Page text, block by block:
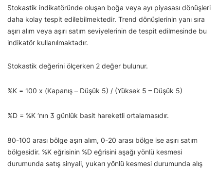
Stokastik indikatöründe oluşan boğa veya ayı piyasası dönüşleri
daha kolay tespit edilebilmektedir. Trend dönüşlerinin yanı sıra
aşırı alım veya aşırı satım seviyelerinin de tespit edilmesinde bu
indikatör kullanılmaktadır.
Stokastik değerini ölçerken 2 değer bulunur.
%K = 100 x (Kapanış – Düşük 5) / (Yüksek 5 – Düşük 5)
%D = %K ‘nın 3 günlük basit hareketli ortalamasıdır.
80-100 arası bölge aşırı alım, 0-20 arası bölge ise aşırı satım
bölgesidir. %K eğrisinin %D eğrisini aşağı yönlü kesmesi
durumunda satış sinyali, yukarı yönlü kesmesi durumunda alış